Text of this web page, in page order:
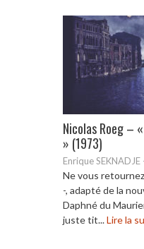
Nicolas Roeg –
» (1973)
Enrique SEKNADJE
Ne vous
-, adapté de la
Daphné du
juste tit...Lire la